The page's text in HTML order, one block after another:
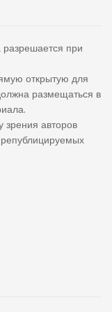
при
открытую для
размещаться в
зрения авторов
републицируемых